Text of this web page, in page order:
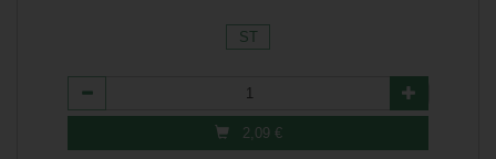
ST
Anzahl
2,09 €